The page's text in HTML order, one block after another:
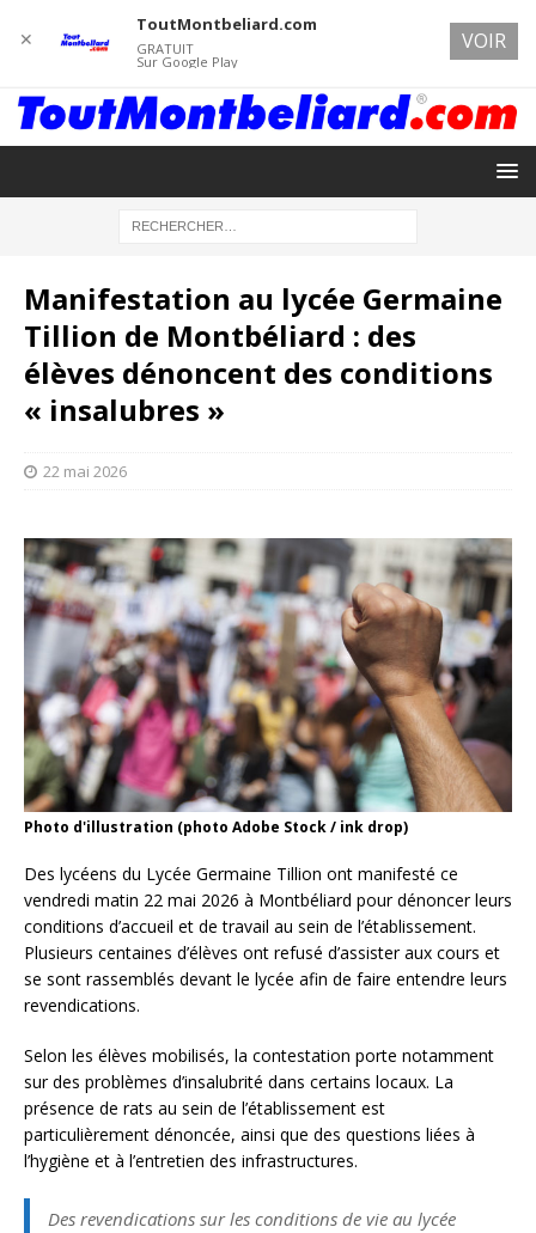
Manifestation au lycée Germaine
Tillion de Montbéliard : des
élèves dénoncent des conditions
« insalubres »
22 mai 2026
Photo d'illustration (photo Adobe Stock / ink drop)
Des lycéens du Lycée Germaine Tillion ont manifesté ce
vendredi matin 22 mai 2026 à Montbéliard pour dénoncer leurs
conditions d’accueil et de travail au sein de l’établissement.
Plusieurs centaines d’élèves ont refusé d’assister aux cours et
se sont rassemblés devant le lycée afin de faire entendre leurs
revendications.
Selon les élèves mobilisés, la contestation porte notamment
sur des problèmes d’insalubrité dans certains locaux. La
présence de rats au sein de l’établissement est
particulièrement dénoncée, ainsi que des questions liées à
l’hygiène et à l’entretien des infrastructures.
Des revendications sur les conditions de vie au lycée
✕
ToutMontbeliard.com
GRATUIT
Sur Google Play
VOIR